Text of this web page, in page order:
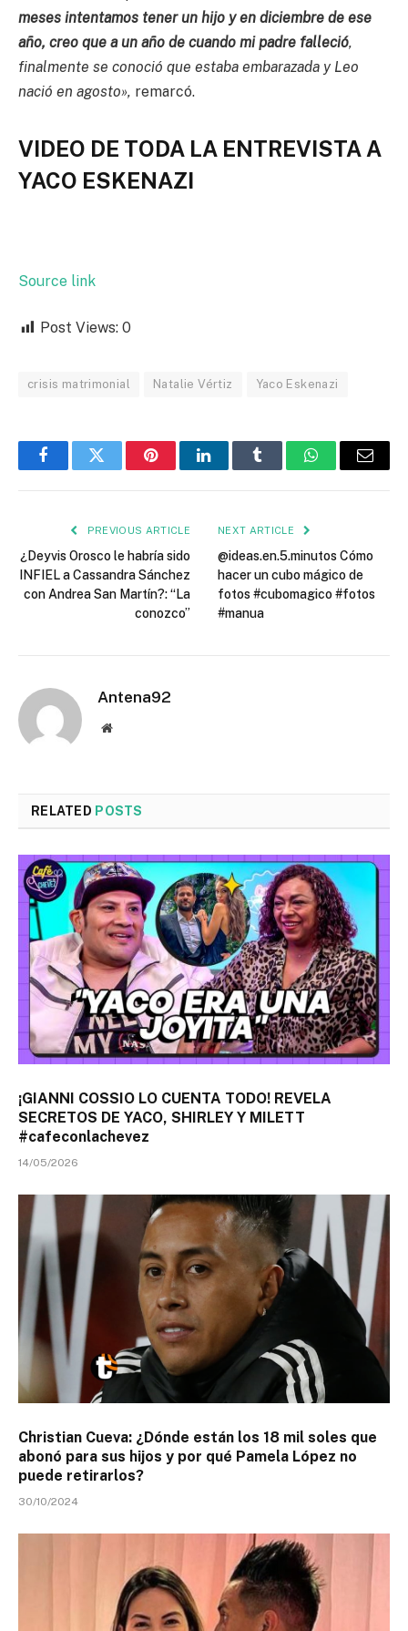
meses intentamos tener un hijo y en diciembre de ese
año, creo que a un año de cuando mi padre falleció,
finalmente se conoció que estaba embarazada y Leo
nació en agosto», remarcó.
VIDEO DE TODA LA ENTREVISTA A
YACO ESKENAZI
Source link
Post Views: 0
crisis matrimonial Natalie Vértiz Yaco Eskenazi
FacebookTwitter PinterestLinkedInTumblr WhatsAppEmail
PREVIOUS ARTICLE
¿Deyvis Orosco le habría sido
INFIEL a Cassandra Sánchez
con Andrea San Martín?: “La
conozco”
NEXT ARTICLE
@ideas.en.5.minutos Cómo
hacer un cubo mágico de
fotos #cubomagico #fotos
#manua
Antena92
Website
RELATED POSTS
¡GIANNI COSSIO LO CUENTA TODO! REVELA
SECRETOS DE YACO, SHIRLEY Y MILETT
#cafeconlachevez
14/05/2026
Christian Cueva: ¿Dónde están los 18 mil soles que
abonó para sus hijos y por qué Pamela López no
puede retirarlos?
30/10/2024